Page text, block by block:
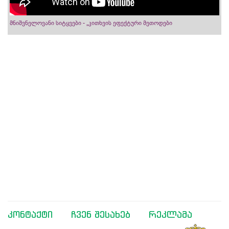
მნიშვნელოვანი სიტყვები - „კითხვის ეფექტური მეთოდები
კონტაქტი ჩვენ შესახებ რეკლამა